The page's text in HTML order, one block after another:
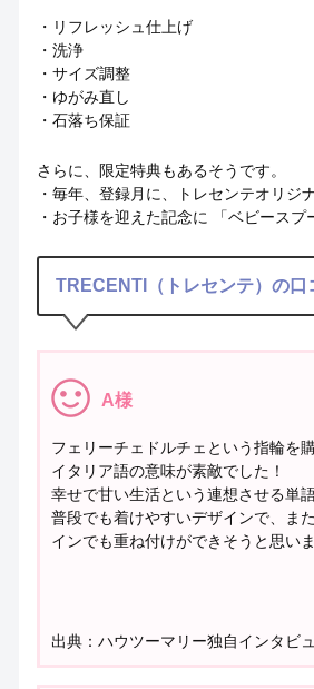
・リフレッシュ仕上げ
・洗浄
・サイズ調整
・ゆがみ直し
・石落ち保証
さらに、限定特典もあるそうです。
・毎年、登録月に、トレセンテオリジ
・お子様を迎えた記念に 「ベビースプ
TRECENTI（トレセンテ）の口
A様
フェリーチェドルチェという指輪を
イタリア語の意味が素敵でした！
幸せで甘い生活という連想させる単
普段でも着けやすいデザインで、ま
インでも重ね付けができそうと思いま
出典：ハウツーマリー独自インタビ